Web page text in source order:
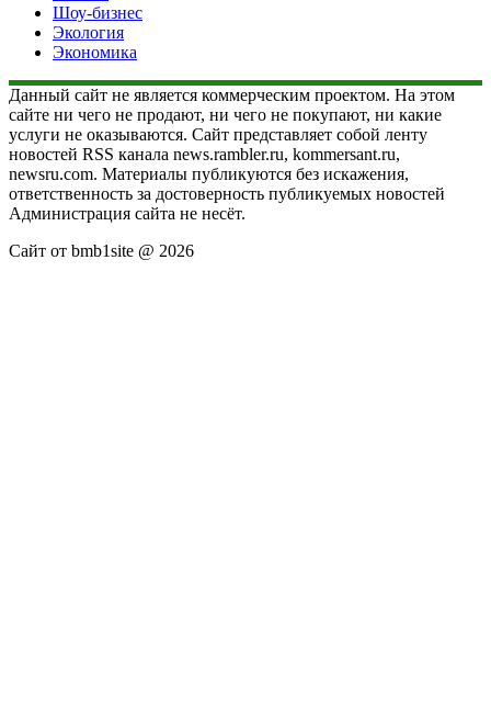
Шоу-бизнес
Экология
Экономика
Данный сайт не является коммерческим проектом. На этом
сайте ни чего не продают, ни чего не покупают, ни какие
услуги не оказываются. Сайт представляет собой ленту
новостей RSS канала news.rambler.ru, kommersant.ru,
newsru.com. Материалы публикуются без искажения,
ответственность за достоверность публикуемых новостей
Администрация сайта не несёт.
Сайт от bmb1site @ 2026